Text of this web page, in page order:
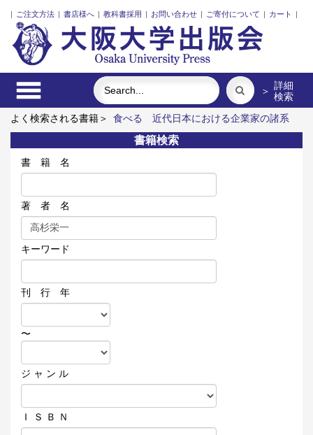
| ご注文方法 | 書店様へ | 教科書採用 | お問い合わせ | ご寄付について | カート |
＞ 詳細
検索
よく検索される書籍＞
食べる
近代日本における企業家の諸系
譜
レーザーとプラズマと粒子ビーム リスク意思決定論
技能
実習生と日本語のリアル
「力のある学校」の探究
書籍検索
書 籍 名
著 者 名
キーワード
刊 行 年
〜
ジ ャ ン ル
Ｉ Ｓ Ｂ Ｎ